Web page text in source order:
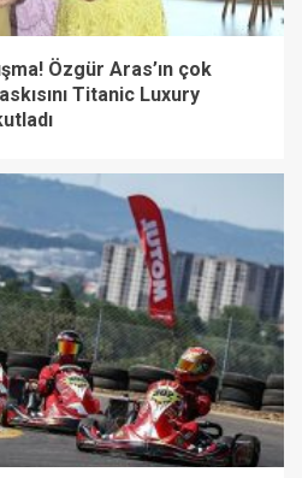
Özgür Aras’ın çok
Titanic Luxury